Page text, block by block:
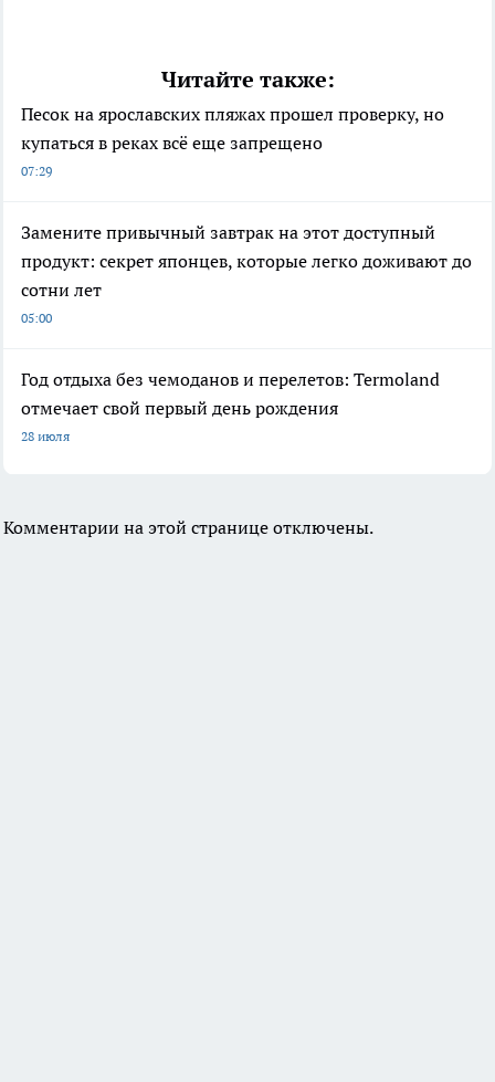
Читайте также:
Песок на ярославских пляжах прошел проверку, но
купаться в реках всё еще запрещено
07:29
Замените привычный завтрак на этот доступный
продукт: секрет японцев, которые легко доживают до
сотни лет
05:00
Год отдыха без чемоданов и перелетов: Termoland
отмечает свой первый день рождения
28 июля
Комментарии на этой странице отключены.